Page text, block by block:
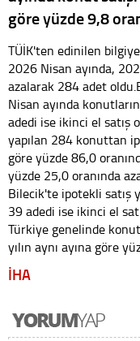
göre yüzde 9,8
TÜİK'ten edinilen
2026 Nisan ayında,
azalarak 284 adet
Nisan ayında
adedi ise ikinci el satış
yapılan 284 konuttan
göre yüzde 86,0
yüzde 25,0 oranında
Bilecik'te ipotekli satış
39 adedi ise ikinci el
Türkiye genelinde
yılın aynı ayına göre
İHA